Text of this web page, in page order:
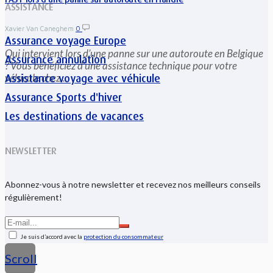
Xavier Van Caneghem 0
Qui intervient lors d’une panne sur une autoroute en Belgique
? Vous bénéficiez d’une assistance technique pour votre
véhicule chez...
ASSISTANCE
Assurance voyage Europe
Assurance annulation
Assistance voyage avec véhicule
Assurance Sports d'hiver
Les destinations de vacances
NEWSLETTER
Abonnez-vous à notre newsletter et recevez nos meilleurs conseils
régulièrement!
Je suis d’accord avec la protection du consommateur
Scroll